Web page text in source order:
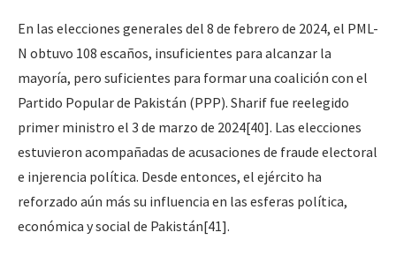
En las elecciones generales del 8 de febrero de 2024, el PML-
N obtuvo 108 escaños, insuficientes para alcanzar la
mayoría, pero suficientes para formar una coalición con el
Partido Popular de Pakistán (PPP). Sharif fue reelegido
primer ministro el 3 de marzo de 2024[40]. Las elecciones
estuvieron acompañadas de acusaciones de fraude electoral
e injerencia política. Desde entonces, el ejército ha
reforzado aún más su influencia en las esferas política,
económica y social de Pakistán[41].